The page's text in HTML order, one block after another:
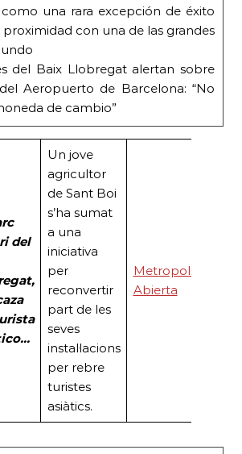
una rara excepción de éxito
con una de las grandes
del Baix Llobregat alertan sobre
Aeropuerto de Barcelona: “No
de cambio”
del
Un jove
agricultor
de Sant Boi
s’ha sumat
a una
iniciativa
per
reconvertir
part de les
seves
instal·lacions
per rebre
turistes
asiàtics.
Metropoli
Abierta